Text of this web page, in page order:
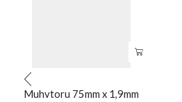
Muhvtoru 75mm x 1,9mm